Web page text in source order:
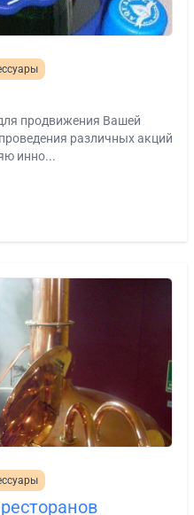
продвижения Вашей
различных акций
инно...